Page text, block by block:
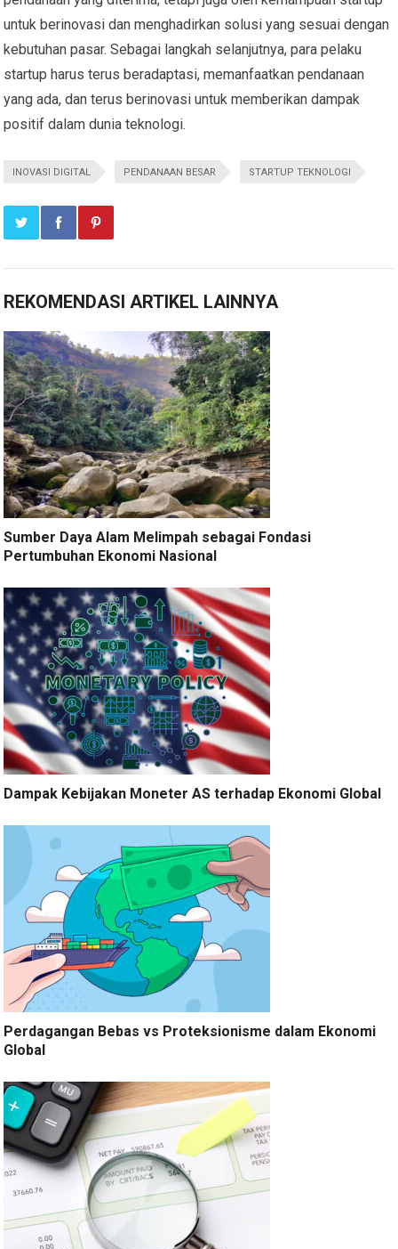
untuk berinovasi dan menghadirkan solusi yang sesuai dengan
kebutuhan pasar. Sebagai langkah selanjutnya, para pelaku
startup harus terus beradaptasi, memanfaatkan pendanaan
yang ada, dan terus berinovasi untuk memberikan dampak
positif dalam dunia teknologi.
INOVASI DIGITAL PENDANAAN BESAR STARTUP TEKNOLOGI
REKOMENDASI ARTIKEL LAINNYA
Sumber Daya Alam Melimpah sebagai Fondasi
Pertumbuhan Ekonomi Nasional
Dampak Kebijakan Moneter AS terhadap Ekonomi Global
Perdagangan Bebas vs Proteksionisme dalam Ekonomi
Global